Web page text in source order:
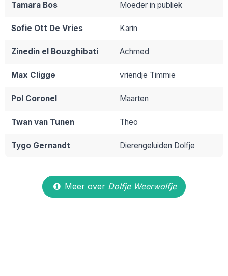
Tamara Bos Moeder in publiek
Sofie Ott De Vries Karin
Zinedin el Bouzghibati Achmed
Max Cligge vriendje Timmie
Pol Coronel Maarten
Twan van Tunen Theo
Tygo Gernandt Dierengeluiden Dolfje
Meer over Dolfje Weerwolfje